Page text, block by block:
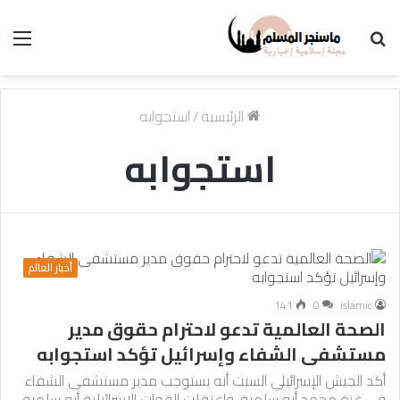
الرئيسية/استجوابه
استجوابه
أخبار العالم
islamic
0
141
الصحة العالمية تدعو لاحترام حقوق مدير
مستشفى الشفاء وإسرائيل تؤكد استجوابه
أكد الجيش الإسرائيلي السبت أنه يستوجب مدير مستشفى الشفاء